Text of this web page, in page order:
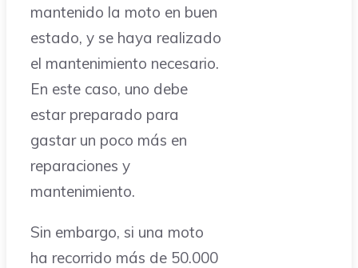
mantenido la moto en buen
estado, y se haya realizado
el mantenimiento necesario.
En este caso, uno debe
estar preparado para
gastar un poco más en
reparaciones y
mantenimiento.
Sin embargo, si una moto
ha recorrido más de 50.000